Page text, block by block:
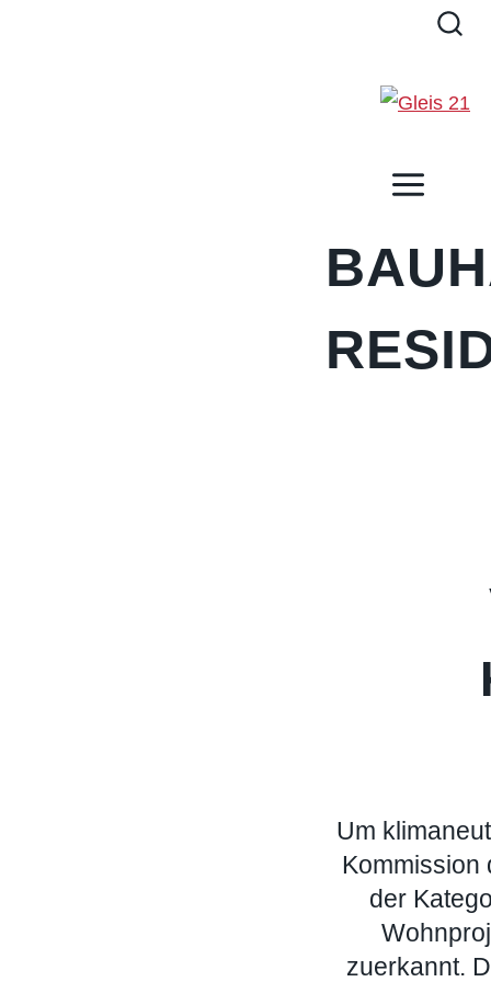
Um
Kommission
der
zuerkannt.